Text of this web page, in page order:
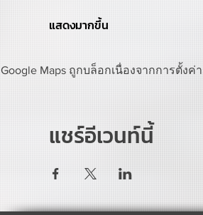
แสดงมากขึ้น
Google Maps ถูกบล็อกเนื่องจากการตั้ง
แชร์อีเวนท์นี้